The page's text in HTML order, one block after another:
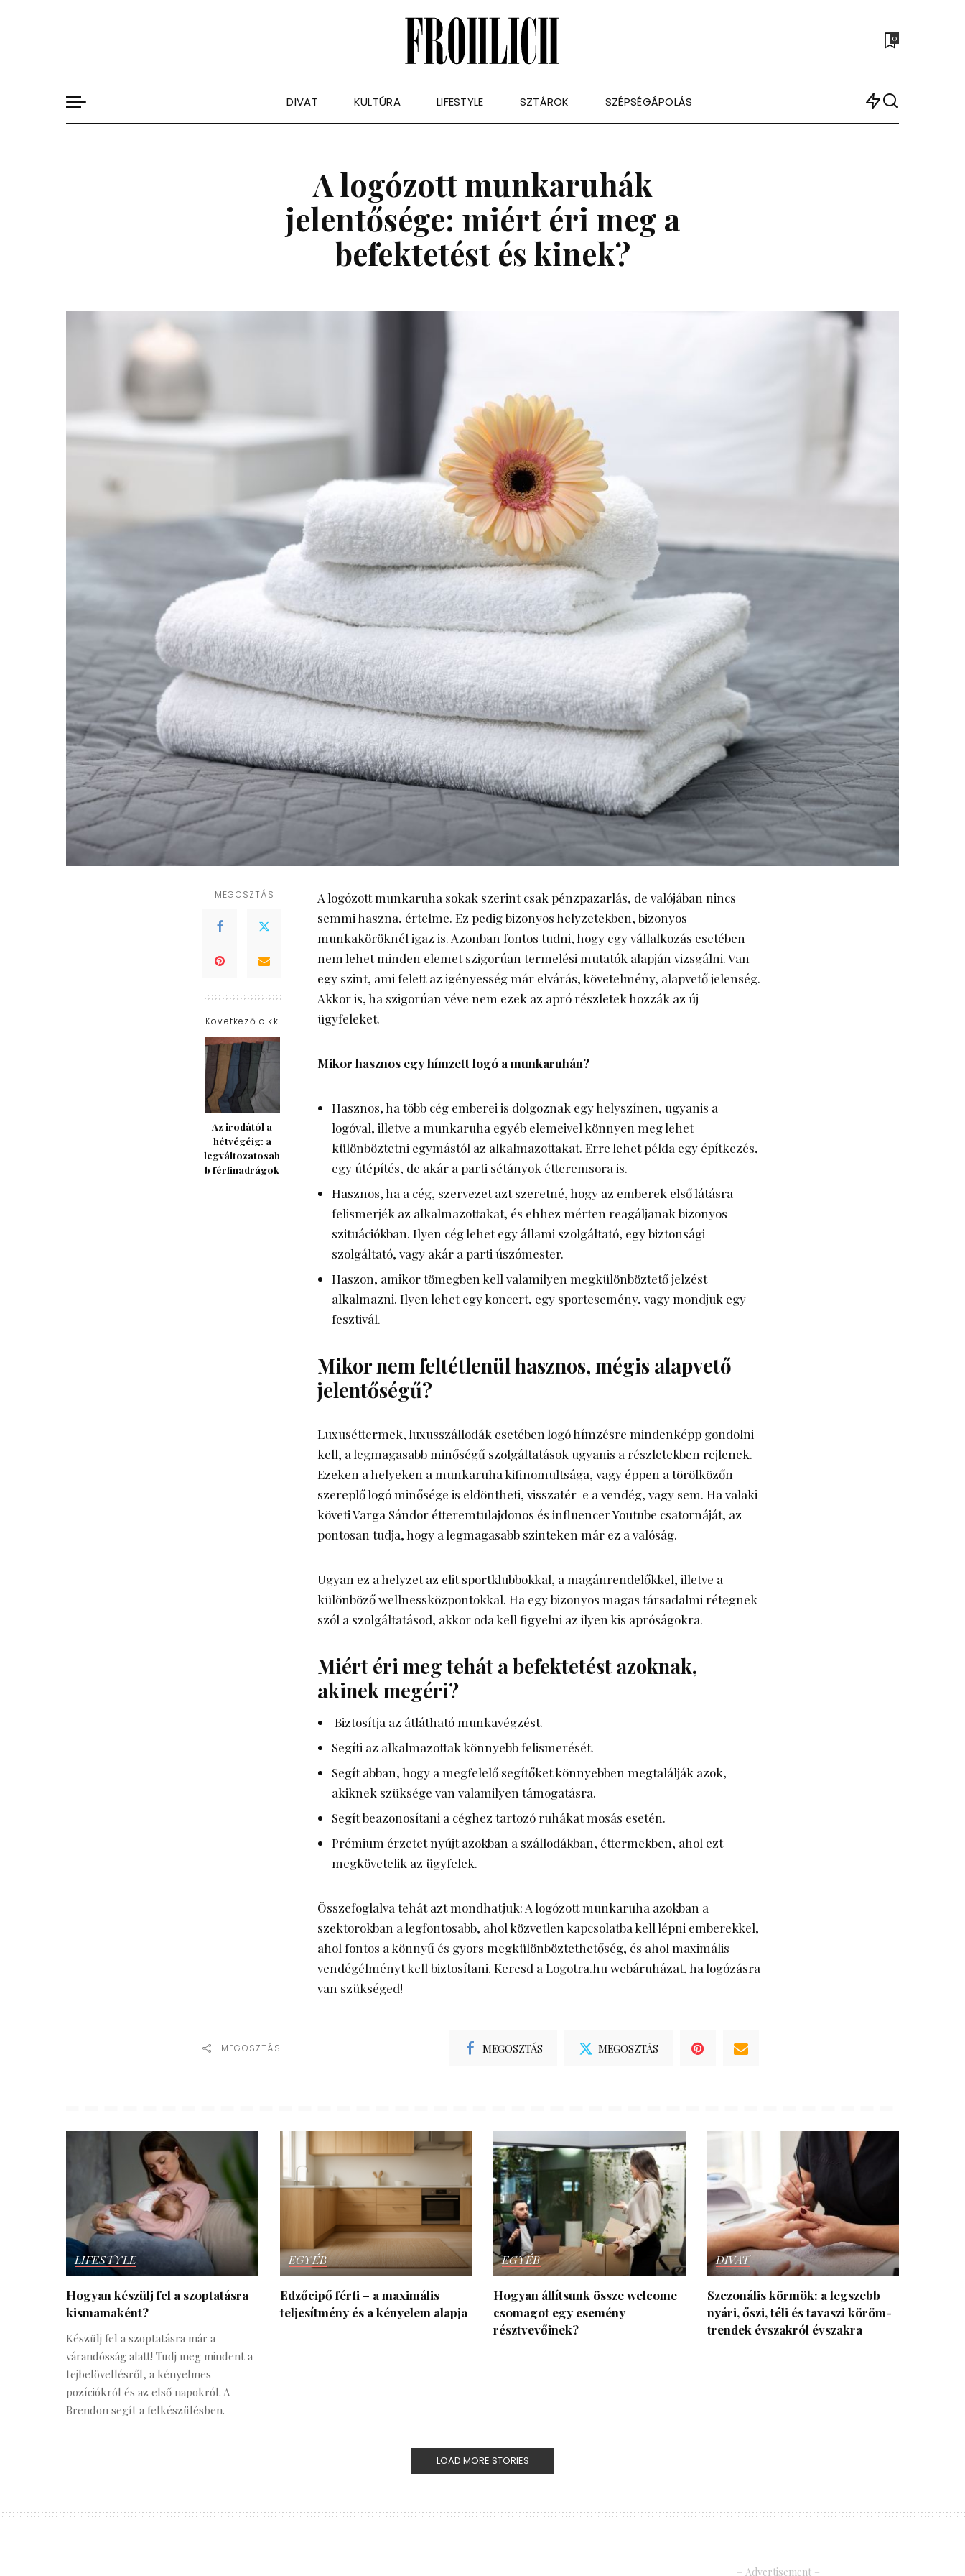
0
DIVAT KULTÚRA LIFESTYLE SZTÁROK SZÉPSÉGÁPOLÁS
A logózott munkaruhák
jelentősége: miért éri meg a
befektetést és kinek?
MEGOSZTÁS
Következő cikk
Az irodától a
hétvégéig: a
legváltozatosab
b férfinadrágok
A logózott munkaruha sokak szerint csak pénzpazarlás, de valójában nincs
semmi haszna, értelme. Ez pedig bizonyos helyzetekben, bizonyos
munkaköröknél igaz is. Azonban fontos tudni, hogy egy vállalkozás esetében
nem lehet minden elemet szigorúan termelési mutatók alapján vizsgálni. Van
egy szint, ami felett az igényesség már elvárás, követelmény, alapvető jelenség.
Akkor is, ha szigorúan véve nem ezek az apró részletek hozzák az új
ügyfeleket.
Mikor hasznos egy hímzett logó a munkaruhán?
Hasznos, ha több cég emberei is dolgoznak egy helyszínen, ugyanis a
logóval, illetve a munkaruha egyéb elemeivel könnyen meg lehet
különböztetni egymástól az alkalmazottakat. Erre lehet példa egy építkezés,
egy útépítés, de akár a parti sétányok étteremsora is.
Hasznos, ha a cég, szervezet azt szeretné, hogy az emberek első látásra
felismerjék az alkalmazottakat, és ehhez mérten reagáljanak bizonyos
szituációkban. Ilyen cég lehet egy állami szolgáltató, egy biztonsági
szolgáltató, vagy akár a parti úszómester.
Haszon, amikor tömegben kell valamilyen megkülönböztető jelzést
alkalmazni. Ilyen lehet egy koncert, egy sportesemény, vagy mondjuk egy
fesztivál.
Mikor nem feltétlenül hasznos, mégis alapvető
jelentőségű?
Luxuséttermek, luxusszállodák esetében logó hímzésre mindenképp gondolni
kell, a legmagasabb minőségű szolgáltatások ugyanis a részletekben rejlenek.
Ezeken a helyeken a munkaruha kifinomultsága, vagy éppen a törölközőn
szereplő logó minősége is eldöntheti, visszatér-e a vendég, vagy sem. Ha valaki
követi Varga Sándor étteremtulajdonos és influencer Youtube csatornáját, az
pontosan tudja, hogy a legmagasabb szinteken már ez a valóság.
Ugyan ez a helyzet az elit sportklubbokkal, a magánrendelőkkel, illetve a
különböző wellnessközpontokkal. Ha egy bizonyos magas társadalmi rétegnek
szól a szolgáltatásod, akkor oda kell figyelni az ilyen kis apróságokra.
Miért éri meg tehát a befektetést azoknak,
akinek megéri?
Biztosítja az átlátható munkavégzést.
Segíti az alkalmazottak könnyebb felismerését.
Segít abban, hogy a megfelelő segítőket könnyebben megtalálják azok,
akiknek szüksége van valamilyen támogatásra.
Segít beazonosítani a céghez tartozó ruhákat mosás esetén.
Prémium érzetet nyújt azokban a szállodákban, éttermekben, ahol ezt
megkövetelik az ügyfelek.
Összefoglalva tehát azt mondhatjuk: Alogózott munkaruha azokban a
szektorokban a legfontosabb, ahol közvetlen kapcsolatba kell lépni emberekkel,
ahol fontos a könnyű és gyors megkülönböztethetőség, és ahol maximális
vendégélményt kell biztosítani. Keresd a Logotra.hu webáruházat, ha logózásra
van szükséged!
MEGOSZTÁS MEGOSZTÁS MEGOSZTÁS
LIFESTYLE
Hogyan készülj fel a szoptatásra
kismamaként?
Készülj fel a szoptatásra már a
várandósság alatt! Tudj meg mindent a
tejbelövellésről, a kényelmes
pozíciókról és az első napokról. A
Brendon segít a felkészülésben.
EGYÉB
Edzőcipő férfi – a maximális
teljesítmény és a kényelem alapja
EGYÉB
Hogyan állítsunk össze welcome
csomagot egy esemény
résztvevőinek?
DIVAT
Szezonális körmök: a legszebb
nyári, őszi, téli és tavaszi köröm­
trendek évszakról évszakra
LOAD MORE STORIES
– Advertisement –